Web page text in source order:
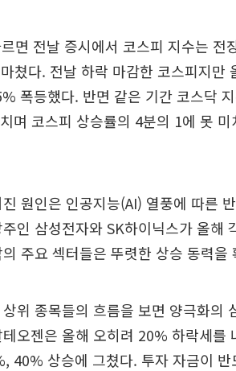
면 전날 증시에서 코스피 지수는
쳤다. 전날 하락 마감한 코스피지만
폭등했다. 반면 같은 기간 코스닥
며 코스피 상승률의 4분의 1에 못
원인은 인공지능(AI) 열풍에 따른
인 삼성전자와 SK하이닉스가 올
주요 섹터들은 뚜렷한 상승 동력을
상위 종목들의 흐름을 보면 양극화의
오젠은 올해 오히려 20% 하락세를
40% 상승에 그쳤다. 투자 자금이